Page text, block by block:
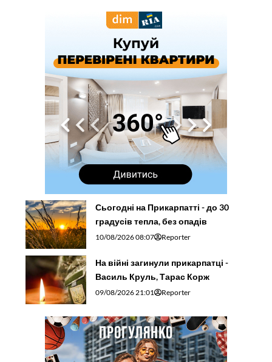
Сьогодні на Прикарпатті - до 30
градусів тепла, без опадів
10/08/2026 08:07 Reporter
На війні загинули прикарпатці -
Василь Круль, Тарас Корж
09/08/2026 21:01 Reporter